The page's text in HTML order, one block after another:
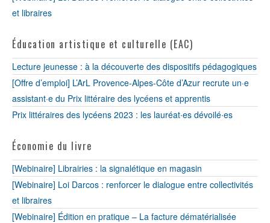
et libraires
Éducation artistique et culturelle (EAC)
Lecture jeunesse : à la découverte des dispositifs pédagogiques
[Offre d’emploi] L’ArL Provence-Alpes-Côte d’Azur recrute un·e
assistant·e du Prix littéraire des lycéens et apprentis
Prix littéraires des lycéens 2023 : les lauréat∙es dévoilé∙es
Économie du livre
[Webinaire] Librairies : la signalétique en magasin
[Webinaire] Loi Darcos : renforcer le dialogue entre collectivités
et libraires
[Webinaire] Édition en pratique – La facture dématérialisée